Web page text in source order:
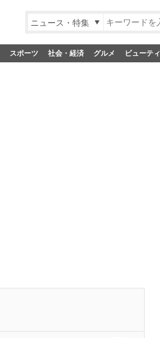
ニュース・特集
スポーツ 社会・経済 グルメ ビューティ